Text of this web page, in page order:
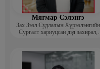
Мягмар Сэлэнгэ
Зах Зээл Судлалын Хүрээлэнгийн
Сургалт хариуцсан дэд захирал,